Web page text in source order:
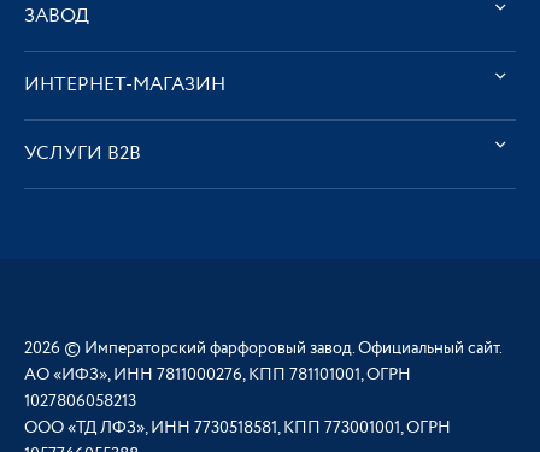
ЗАВОД
ИНТЕРНЕТ-МАГАЗИН
УСЛУГИ В2В
2026 © Императорский фарфоровый завод. Официальный сайт.
АО «ИФЗ», ИНН 7811000276, КПП 781101001, ОГРН
1027806058213
ООО «ТД ЛФЗ», ИНН 7730518581, КПП 773001001, ОГРН